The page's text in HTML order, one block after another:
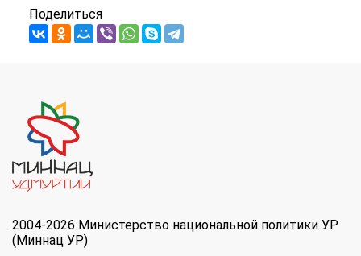
Поделиться
2004-2026 Министерство национальной политики УР
(Миннац УР)